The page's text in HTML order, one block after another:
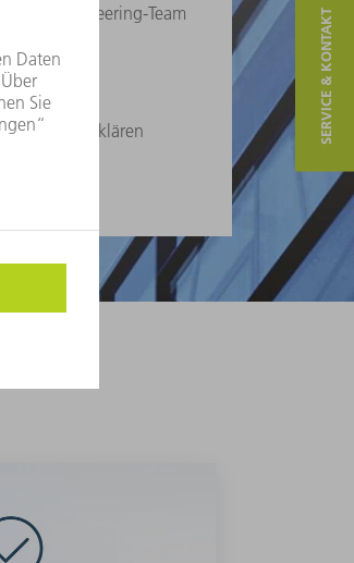
dem Engineering-Team
klären
SERVICE & KONTAKT